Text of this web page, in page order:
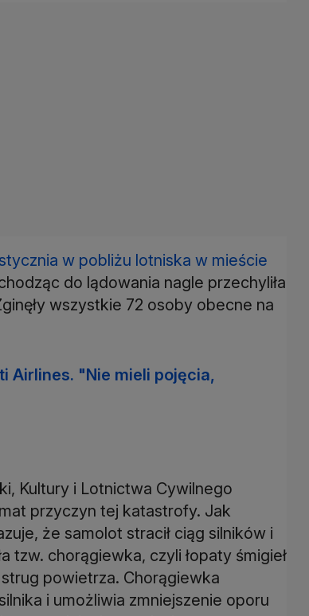
w pobliżu lotniska w mieście
do lądowania nagle przechyliła
wszystkie 72 osoby obecne na
Airlines. "Nie mieli pojęcia,
Kultury i Lotnictwa Cywilnego
przyczyn tej katastrofy. Jak
że samolot stracił ciąg silników i
tzw. chorągiewka, czyli łopaty śmigieł
powietrza. Chorągiewka
i umożliwia zmniejszenie oporu